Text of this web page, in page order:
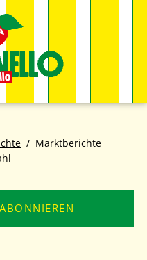
Marktberichte